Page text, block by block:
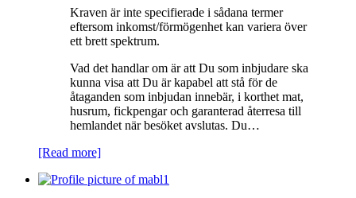
Kraven är inte specifierade i sådana termer
eftersom inkomst/förmögenhet kan variera över
ett brett spektrum.
Vad det handlar om är att Du som inbjudare ska
kunna visa att Du är kapabel att stå för de
åtaganden som inbjudan innebär, i korthet mat,
husrum, fickpengar och garanterad återresa till
hemlandet när besöket avslutas. Du…
[Read more]